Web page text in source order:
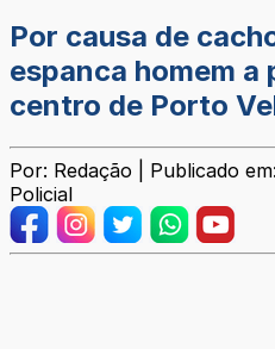
Por causa de
espanca homem a
centro de Porto
Por: Redação | Publicado
Policial